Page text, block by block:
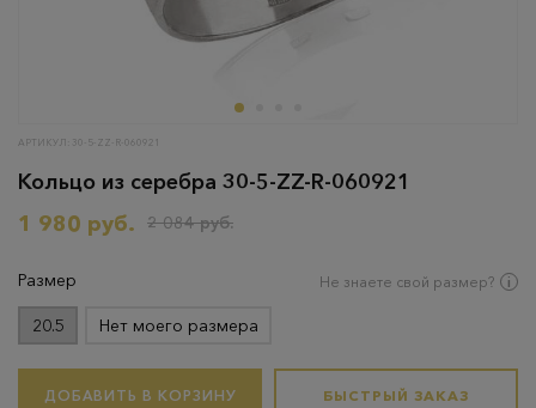
АРТИКУЛ: 30-5-ZZ-R-060921
Кольцо из серебра 30-5-ZZ-R-060921
1 980 руб.
2 084 руб.
Размер Не знаете свой размер?
20.5 Нет моего размера
ДОБАВИТЬ В КОРЗИНУ БЫСТРЫЙ ЗАКАЗ